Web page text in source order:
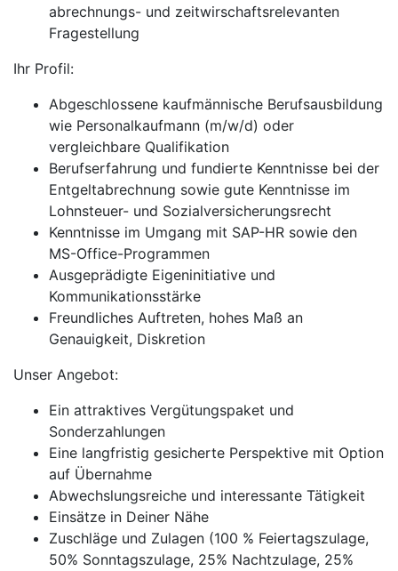
abrechnungs- und zeitwirschaftsrelevanten
Fragestellung
Ihr Profil:
Abgeschlossene kaufmännische Berufsausbildung
wie Personalkaufmann (m/w/d) oder
vergleichbare Qualifikation
Berufserfahrung und fundierte Kenntnisse bei der
Entgeltabrechnung sowie gute Kenntnisse im
Lohnsteuer- und Sozialversicherungsrecht
Kenntnisse im Umgang mit SAP-HR sowie den
MS-Office-Programmen
Ausgeprädigte Eigeninitiative und
Kommunikationsstärke
Freundliches Auftreten, hohes Maß an
Genauigkeit, Diskretion
Unser Angebot:
Ein attraktives Vergütungspaket und
Sonderzahlungen
Eine langfristig gesicherte Perspektive mit Option
auf Übernahme
Abwechslungsreiche und interessante Tätigkeit
Einsätze in Deiner Nähe
Zuschläge und Zulagen (100 % Feiertagszulage,
50% Sonntagszulage, 25% Nachtzulage, 25%